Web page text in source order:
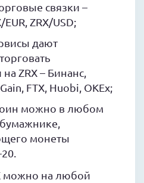
связки –
EUR, ZRX/USD;
дают
ZRX – Бинанс,
FTX, Huobi, OKEx;
можно в любом
монеты
можно на любой